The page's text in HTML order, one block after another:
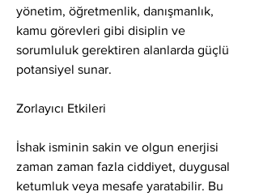
yönetim, öğretmenlik, danışmanlık,
kamu görevleri gibi disiplin ve
sorumluluk gerektiren alanlarda güçlü
potansiyel sunar.
Zorlayıcı Etkileri
İshak isminin sakin ve olgun enerjisi
zaman zaman fazla ciddiyet, duygusal
ketumluk veya mesafe yaratabilir. Bu